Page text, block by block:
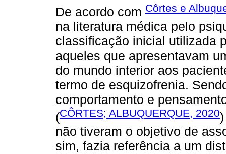
De acordo com Côrtes e
na literatura médica pelo
classificação inicial utilizada
aqueles que apresentavam
do mundo interior aos
termo de esquizofrenia.
comportamento e
(CÔRTES; ALBUQUERQUE, 2020
não tiveram o objetivo de
sim, fazia referência a um